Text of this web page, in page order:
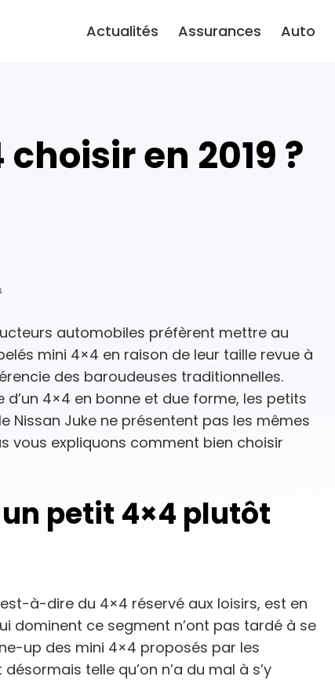
Actualités Assurances Auto
choisir en 2019 ?
automobiles préfèrent mettre au
mini 4×4 en raison de leur taille revue à
des baroudeuses traditionnelles.
d’un 4×4 en bonne et due forme, les petits
Nissan Juke ne présentent pas les mêmes
vous expliquons comment bien choisir
petit 4×4 plutôt
à-dire du 4×4 réservé aux loisirs, est en
dominent ce segment n’ont pas tardé à se
up des mini 4×4 proposés par les
telle qu’on n’a du mal à s’y